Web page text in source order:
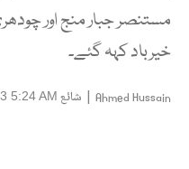
مستنصر جبار منج اور
خیرباد کہہ گئے۔
Ahmed Hussain
| شائع 5:24 AM